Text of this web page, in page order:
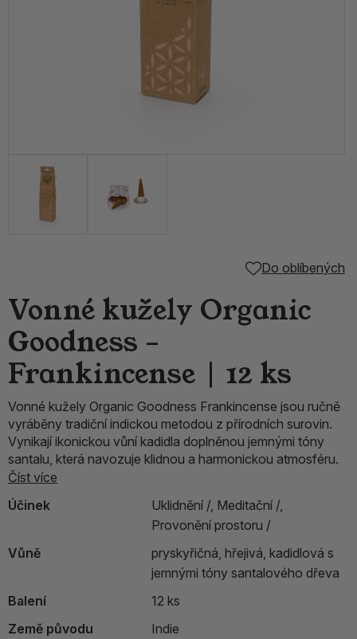
Do oblíbených
Vonné kužely Organic
Goodness –
Frankincense | 12 ks
Vonné kužely Organic Goodness Frankincense jsou ručně
vyráběny tradiční indickou metodou z přírodních surovin.
Vynikají ikonickou vůní kadidla doplněnou jemnými tóny
santalu, která navozuje klidnou a harmonickou atmosféru.
Číst více
Účinek
Uklidnění /, Meditační /,
Provonění prostoru /
Vůně
pryskyřičná, hřejivá, kadidlová s
jemnými tóny santalového dřeva
Balení
12 ks
Země původu
Indie